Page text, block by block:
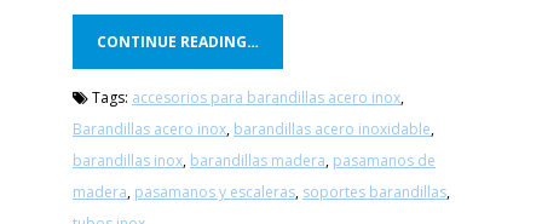
CONTINUE READING…
Tags: accesorios para barandillas acero inox,
Barandillas acero inox, barandillas acero inoxidable,
barandillas inox, barandillas madera, pasamanos de
madera, pasamanos y escaleras, soportes barandillas,